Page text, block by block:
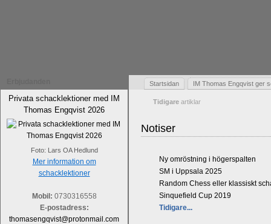
Privata schacklektioner med IM
Thomas Engqvist 2026
Foto: Lars OA Hedlund
Mer information om
schacklektioner
Mobil: 0730316558
E-postadress:
thomasengqvist@protonmail.com
Startsidan IM Thomas Engqvist ger
Tidigare artiklar
Notiser
Ny omröstning i högerspalten
SM i Uppsala 2025
Random Chess eller klassiskt
Sinquefield Cup 2019
Tidigare...